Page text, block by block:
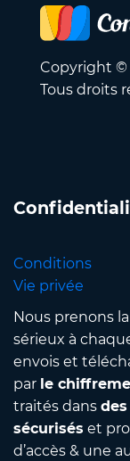
Copyright ©
Tous droits
Conditions
Vie privée
Nous prenons
sérieux à
envois et
par le
traités dans
sécurisés et
d’accès & une